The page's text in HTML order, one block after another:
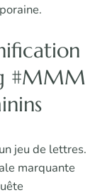
#MMM
jeu de lettres.
marquante